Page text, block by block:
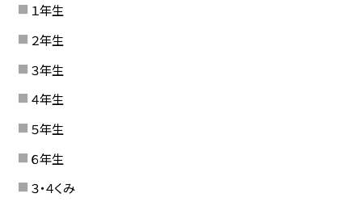
１年生
２年生
３年生
４年生
５年生
６年生
３・４くみ